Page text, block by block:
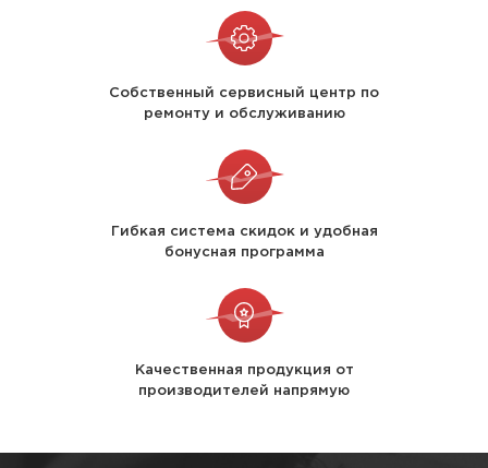
Собственный сервисный центр по
ремонту и обслуживанию
Гибкая система скидок и удобная
бонусная программа
Качественная продукция от
производителей напрямую